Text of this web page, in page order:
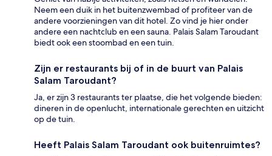
Neem een duik in het buitenzwembad of profiteer van de
andere voorzieningen van dit hotel. Zo vind je hier onder
andere een nachtclub en een sauna. Palais Salam Taroudant
biedt ook een stoombad en een tuin.
Zijn er restaurants bij of in de buurt van Palais
Salam Taroudant?
Ja, er zijn 3 restaurants ter plaatse, die het volgende bieden:
dineren in de openlucht, internationale gerechten en uitzicht
op de tuin.
Heeft Palais Salam Taroudant ook buitenruimtes?